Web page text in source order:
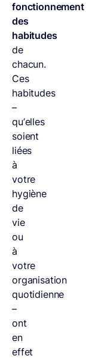
fonctionnement
des
habitudes
de
chacun.
Ces
habitudes
–
qu’elles
soient
liées
à
votre
hygiène
de
vie
ou
à
votre
organisation
quotidienne
–
ont
en
effet